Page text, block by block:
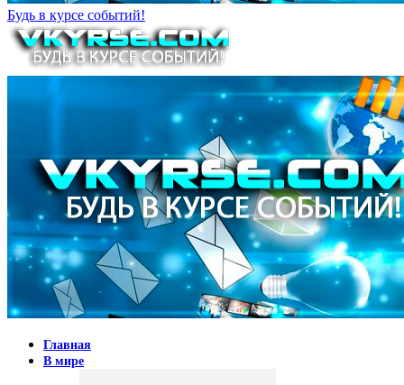
Будь в курсе событий!
Главная
В мире